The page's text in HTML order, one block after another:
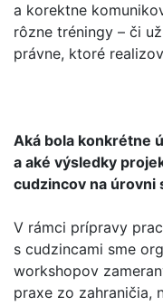
a korektne
rôzne tréningy – či
právne, ktoré
Aká bola konkrétne
a aké výsledky
cudzincov na úrovni
V rámci prípravy
s cudzincami sme
workshopov
praxe zo zahraničia,